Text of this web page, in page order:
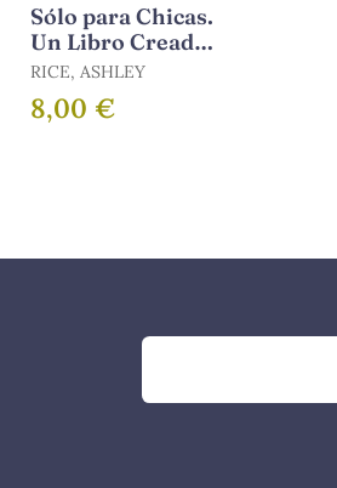
Sólo para Chicas.
Un Libro Creado
Especialmente
para ellas
RICE, ASHLEY
8,00 €